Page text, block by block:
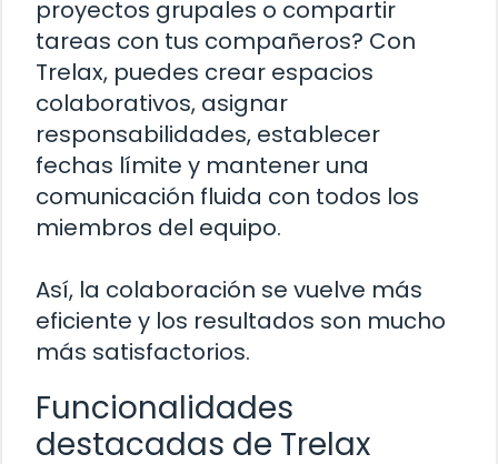
proyectos grupales o compartir
tareas con tus compañeros? Con
Trelax, puedes crear espacios
colaborativos, asignar
responsabilidades, establecer
fechas límite y mantener una
comunicación fluida con todos los
miembros del equipo.
Así, la colaboración se vuelve más
eficiente y los resultados son mucho
más satisfactorios.
Funcionalidades
destacadas de Trelax